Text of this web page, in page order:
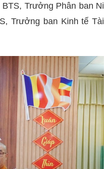
Trưởng Phân ban Ni
Trưởng ban Kinh tế Tài